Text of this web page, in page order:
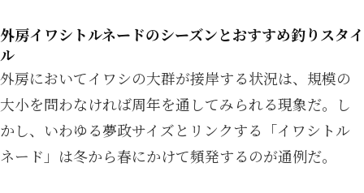
外房イワシトルネードのシーズンとおすすめ釣りスタイ
ル
外房においてイワシの大群が接岸する状況は、規模の
大小を問わなければ周年を通してみられる現象だ。し
かし、いわゆる夢政サイズとリンクする「イワシトル
ネード」は冬から春にかけて頻発するのが通例だ。